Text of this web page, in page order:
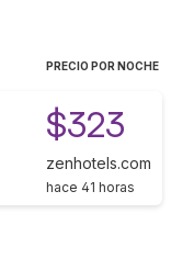
PRECIO POR NOCHE
$323
zenhotels.com
hace 41 horas